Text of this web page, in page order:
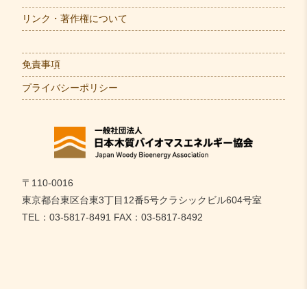
リンク・著作権について
免責事項
プライバシーポリシー
〒110-0016
東京都台東区台東3丁目12番5号クラシックビル604号室
TEL：03-5817-8491 FAX：03-5817-8492